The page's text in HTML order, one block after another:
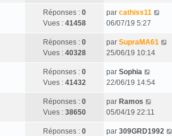
Réponses : 0
Vues : 41458
par cathiss11
06/07/19 5:27
Réponses : 0
Vues : 40328
par SupraMA61
25/06/19 10:14
Réponses : 0
Vues : 41432
par Sophia
22/06/19 14:54
Réponses : 0
Vues : 38650
par Ramos
05/04/19 22:11
Réponses : 0
par 309GRD1992